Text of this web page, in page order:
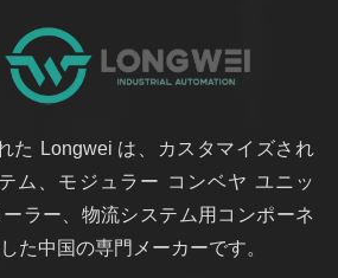
た Longwei は、カスタマイズされ
ム、モジュラー コンベヤ ユニッ
ーラー、物流システム用コンポーネ
た中国の専門メーカーです。